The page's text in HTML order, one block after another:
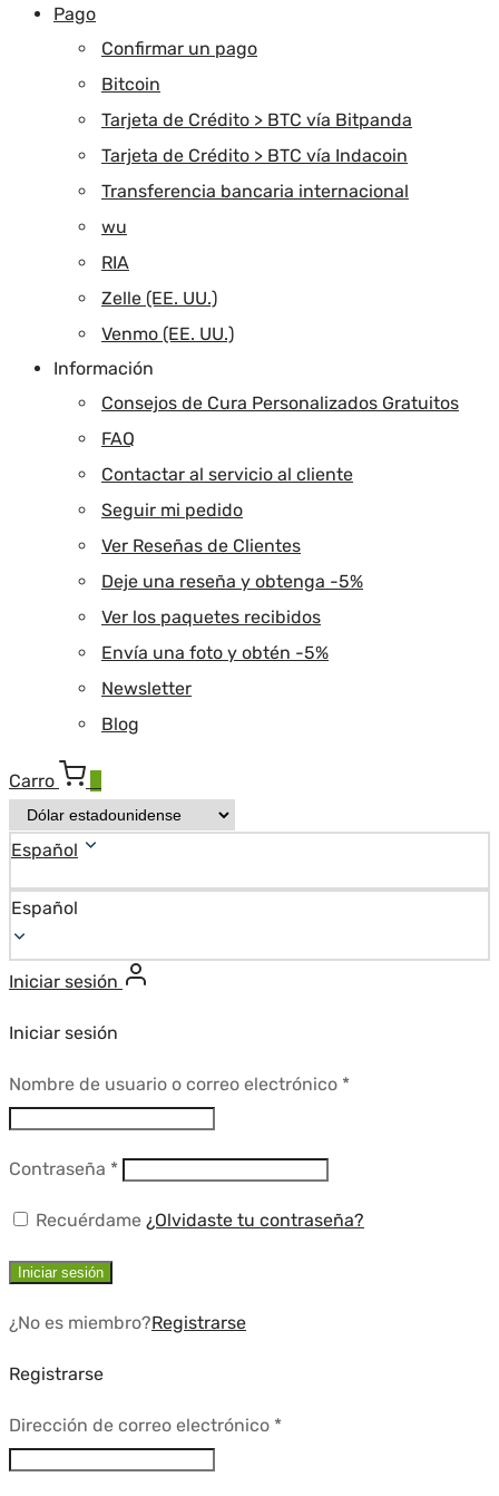
Pago
Confirmar un pago
Bitcoin
Tarjeta de Crédito > BTC vía Bitpanda
Tarjeta de Crédito > BTC vía Indacoin
Transferencia bancaria internacional
wu
RIA
Zelle (EE. UU.)
Venmo (EE. UU.)
Información
Consejos de Cura Personalizados Gratuitos
FAQ
Contactar al servicio al cliente
Seguir mi pedido
Ver Reseñas de Clientes
Deje una reseña y obtenga -5%
Ver los paquetes recibidos
Envía una foto y obtén -5%
Newsletter
Blog
Carro
Español
Español
Iniciar sesión
Iniciar sesión
Nombre de usuario o correo electrónico *Requerido
Contraseña *Requerido
Recuérdame ¿Olvidaste tu contraseña?
Iniciar sesión
¿No es miembro?Registrarse
Registrarse
Dirección de correo electrónico *Requerido